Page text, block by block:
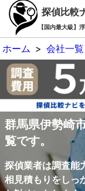
探偵比較
【国内最大級】
ホーム > 会社一覧
群馬県伊勢崎
覧です。
探偵業者は調査能
相見積もりをしっ